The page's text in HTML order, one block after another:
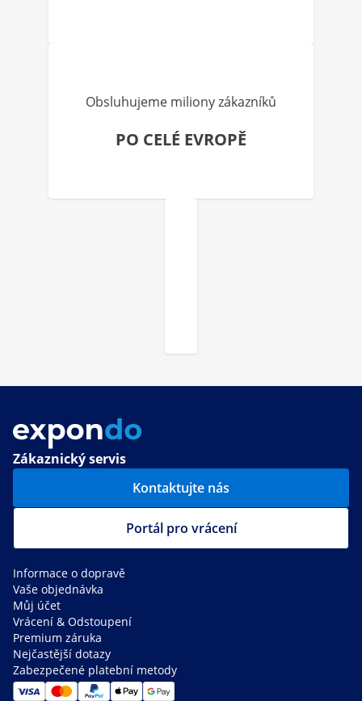
Obsluhujeme miliony zákazníků
PO CELÉ EVROPĚ
Zákaznický servis
Kontaktujte nás
Portál pro vrácení
Informace o dopravě
Vaše objednávka
Můj účet
Vrácení & Odstoupení
Premium záruka
Nejčastější dotazy
Zabezpečené platební metody